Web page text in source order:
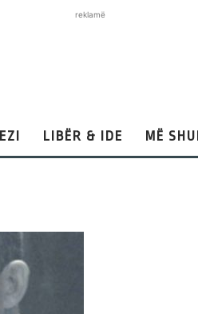
reklamë
LIBËR & IDE MË